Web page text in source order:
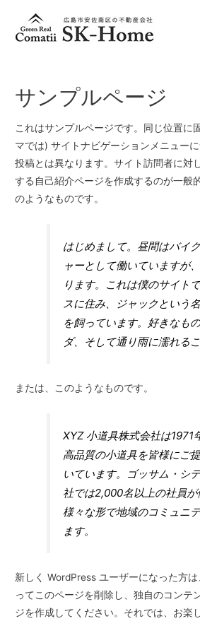
サンプルページ
これはサンプルページです。同じ位置に
マでは) サイトナビゲーションメニュー
投稿とは異なります。サイト訪問者に対
する自己紹介ページを作成するのが一般
のようなものです。
はじめまして。昼間はバイ
ャーとして働いていますが
ります。これは僕のサイト
スに住み、ジャックという
を飼っています。好きなも
ダ、そして通り雨に濡れるこ
または、このようなものです。
XYZ 小道具株式会社は1971
高品質の小道具を皆様にご
いています。ゴッサム・シ
社では2,000名以上の社員が
様々な形で地域のコミュニ
ます。
新しく WordPress ユーザーになった方は
ってこのページを削除し、独自のコンテ
ジを作成してください。それでは、お楽